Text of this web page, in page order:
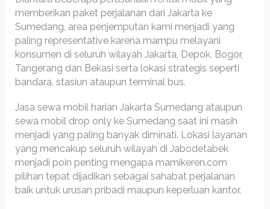
memberikan paket perjalanan dari Jakarta ke
Sumedang, area penjemputan kami menjadi yang
paling representative karena mampu melayani
konsumen di seluruh wilayah Jakarta, Depok, Bogor,
Tangerang dan Bekasi serta lokasi strategis seperti
bandara, stasiun ataupun terminal bus.
Jasa sewa mobil harian Jakarta Sumedang ataupun
sewa mobil drop only ke Sumedang saat ini masih
menjadi yang paling banyak diminati. Lokasi layanan
yang mencakup seluruh wilayah di Jabodetabek
menjadi poin penting mengapa mamikeren.com
pilihan tepat dijadikan sebagai sahabat perjalanan
baik untuk urusan pribadi maupun keperluan kantor.